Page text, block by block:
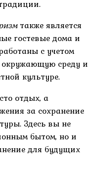
также является
гостевые дома и
с учетом
окружающую среду и
культуре.
отдых, а
за сохранение
Здесь вы не
бытом, но и
для будущих